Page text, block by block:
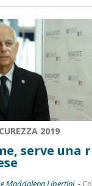
2019
serve una
Maddalena Libertini -